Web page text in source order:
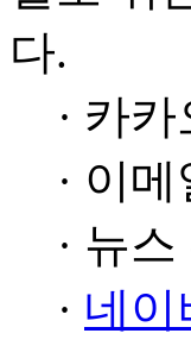
다.
· 카
· 이메
· 뉴
· 네